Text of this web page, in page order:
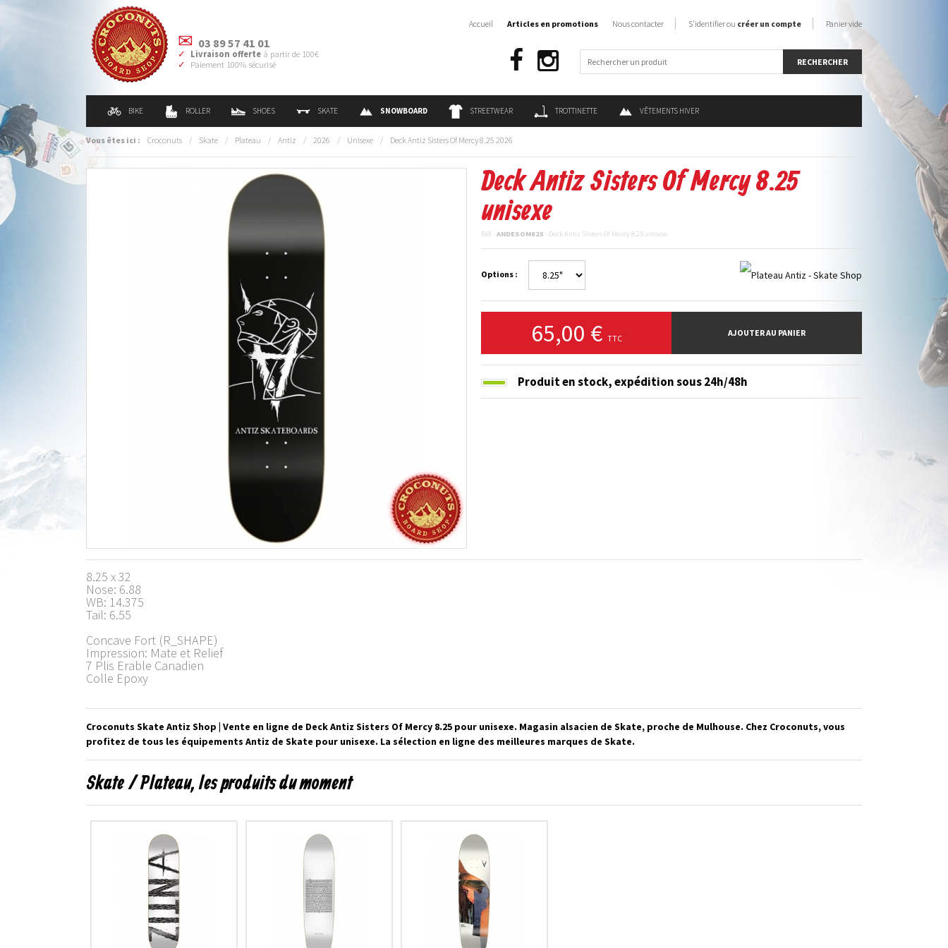
03 89 57 41 01
Livraison offerte à partir de 100€
Paiement 100% sécurisé
BIKE ROLLER SHOES SKATE SNOWBOARD STREETWEAR TROTTINETTE VÊTEMENTS HIVER
Accueil Articles en promotions Nous contacter S'identifier ou créer un compte Panier vide
Vous êtes ici : Croconuts / Skate / Plateau / Antiz / 2026 / Unisexe / Deck Antiz Sisters Of Mercy 8.25 2026
Deck Antiz Sisters Of Mercy 8.25
unisexe
Réf. :ANDESOM825 - Deck Antiz Sisters Of Mercy 8.25 unisexe
Options :
65,00 € TTC
AJOUTER AU PANIER
Produit en stock,expédition sous 24h/48h
8.25 x 32
Nose: 6.88
WB: 14.375
Tail: 6.55
Concave Fort (R_SHAPE)
Impression: Mate et Relief
7 Plis Erable Canadien
Colle Epoxy
Croconuts Skate Antiz Shop | Vente en ligne de Deck Antiz Sisters Of Mercy 8.25 pour unisexe. Magasin alsacien de Skate, proche de Mulhouse. Chez Croconuts, vous
profitez de tous les équipements Antiz de Skate pour unisexe. La sélection en ligne des meilleures marques de Skate.
Skate / Plateau, les produits du moment